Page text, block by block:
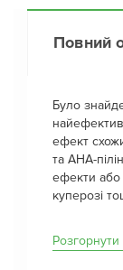
Повний
Було
ефект
та AHA-
ефекти або
куперозі